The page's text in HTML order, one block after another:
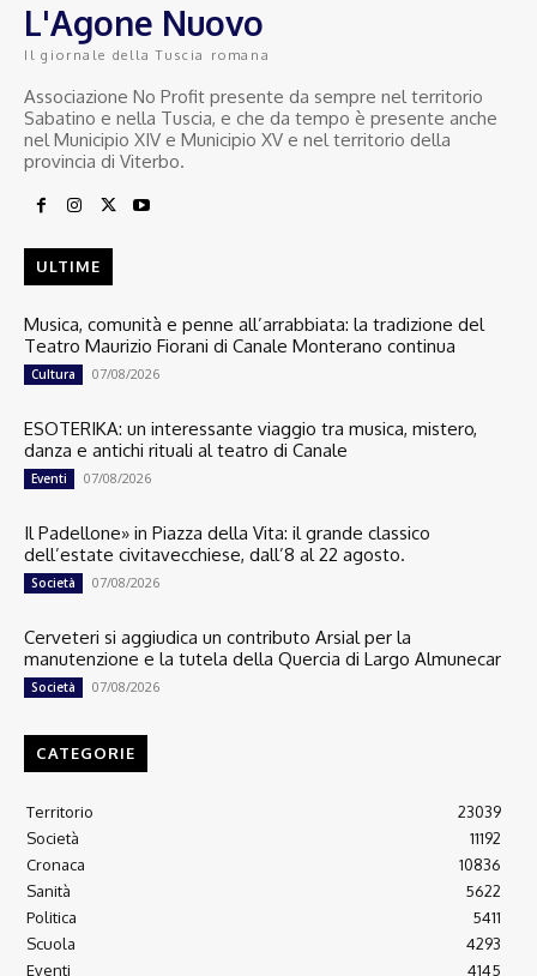
L'Agone Nuovo
Il giornale della Tuscia romana
Associazione No Profit presente da sempre nel territorio
Sabatino e nella Tuscia, e che da tempo è presente anche
nel Municipio XIV e Municipio XV e nel territorio della
provincia di Viterbo.
ULTIME
Musica, comunità e penne all’arrabbiata: la tradizione del
Teatro Maurizio Fiorani di Canale Monterano continua
Cultura 07/08/2026
ESOTERIKA: un interessante viaggio tra musica, mistero,
danza e antichi rituali al teatro di Canale
Eventi 07/08/2026
Il Padellone» in Piazza della Vita: il grande classico
dell’estate civitavecchiese, dall’8 al 22 agosto.
Società 07/08/2026
Cerveteri si aggiudica un contributo Arsial per la
manutenzione e la tutela della Quercia di Largo Almunecar
Società 07/08/2026
CATEGORIE
Territorio
23039
Società
11192
Cronaca
10836
Sanità
5622
Politica
5411
Scuola
4293
Eventi
4145